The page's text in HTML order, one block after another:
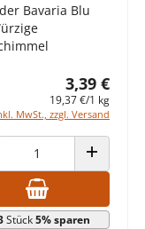
Bavaria Blu
3,39 €
19,37 €/1 kg
MwSt., zzgl. Versand
VERRINGERN ANZAHL
Stück5% sparen